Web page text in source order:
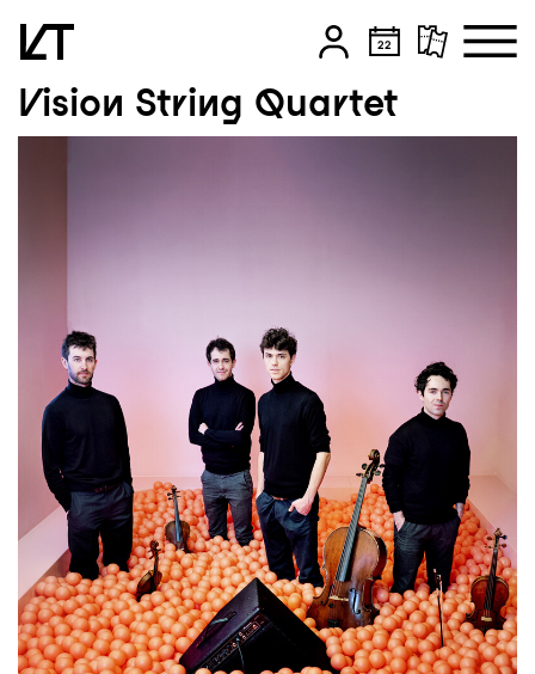
Zum Hauptinhalt springen
Vision String Quartet